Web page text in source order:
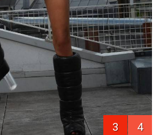
3 4